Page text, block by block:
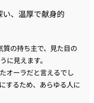
い、温厚で献身的
の持ち主で、見た目の
に見えます。
オーラだと言えるでし
するため、あらゆる人に